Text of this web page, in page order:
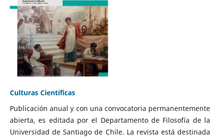
Culturas Científicas
Publicación anual y con una convocatoria permanentemente
abierta, es editada por el Departamento de Filosofía de la
Universidad de Santiago de Chile. La revista está destinada